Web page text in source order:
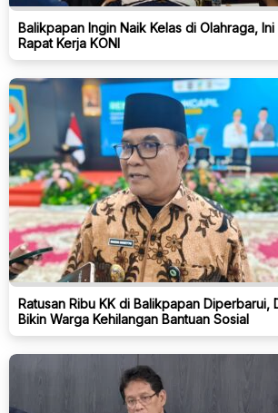
Balikpapan Ingin Naik Kelas di Olahraga,
Rapat Kerja KONI
Ratusan Ribu KK di Balikpapan Diperbarui,
Bikin Warga Kehilangan Bantuan Sosial